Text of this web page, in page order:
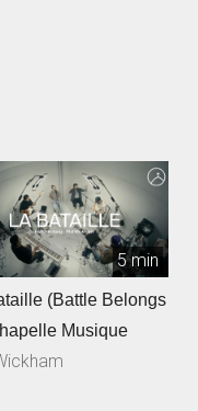
5 min
(Battle Belongs
Musique